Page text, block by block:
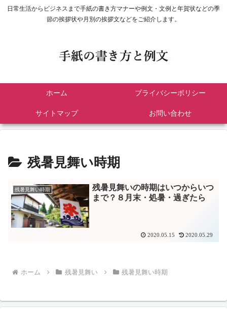
日常生活からビジネスまで手紙の書き方マナーや例文・文例と年賀状などの季
節の挨拶状や月別の挨拶文などをご紹介します。
ホーム プライバシーポリシー
サイトマップ お問い合わせ
残暑見舞い時期
残暑見舞い時期
残暑見舞いの時期はいつからいつ
まで？８月末・処暑・過ぎたら
2020.05.15 2020.05.29
ホーム 残暑見舞い 残暑見舞い時期